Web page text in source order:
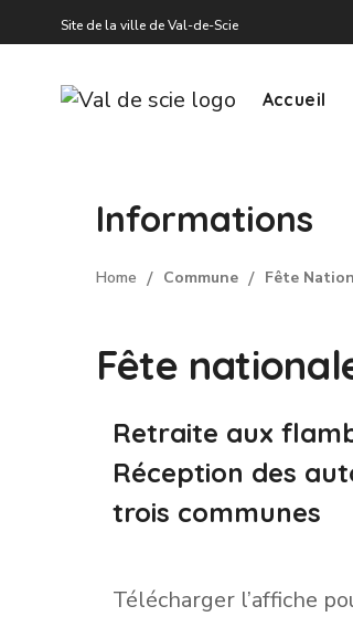
Site de la ville de Val-de-Scie
Accueil
Informations
Home Commune Fête
Fête
Retraite aux
Réception des
trois communes
Télécharger l’affiche